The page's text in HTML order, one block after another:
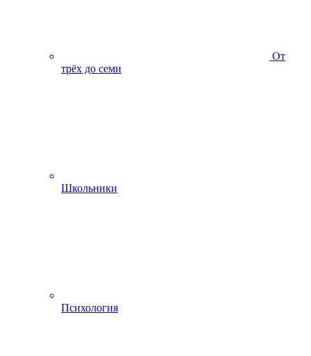
От
трёх до семи
Школьники
Психология